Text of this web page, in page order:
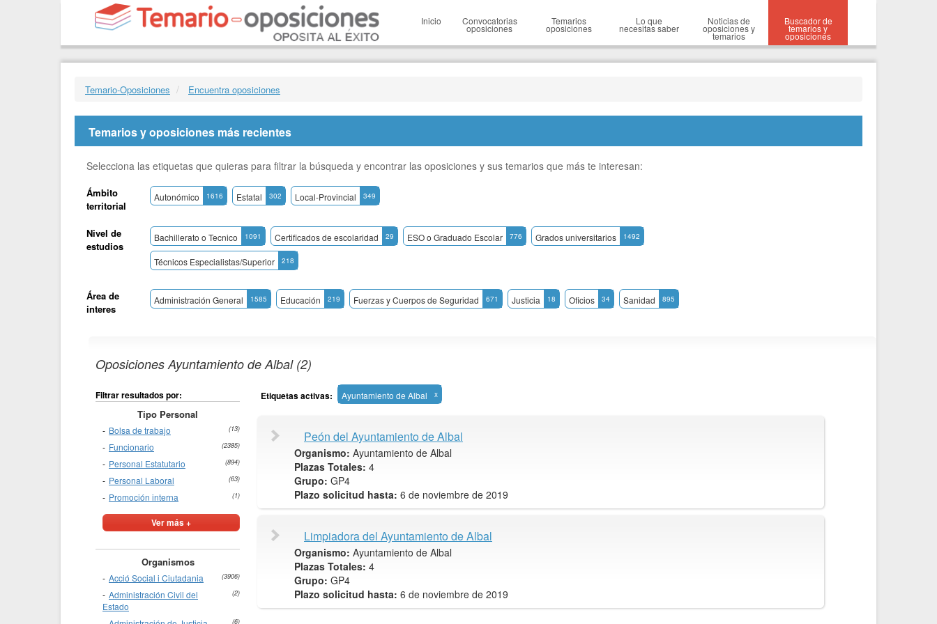
Inicio Convocatorias
oposiciones
Temarios
oposiciones
Lo que
necesitas saber
Noticias de
oposiciones y
temarios
Buscador de
temarios y
oposiciones
Temario-Oposiciones Encuentra oposiciones
Temarios y oposiciones más recientes
Selecciona las etiquetas que quieras para filtrar la búsqueda y encontrar las oposiciones y sus temarios que más te interesan:
Ámbito
territorial
Autonómico 1616 Estatal 302 Local-Provincial 349
Nivel de
estudios
Bachillerato o Tecnico 1091 Certificados de escolaridad 29 ESO o Graduado Escolar 776 Grados universitarios 1492
Técnicos Especialistas/Superior 218
Área de
interes
Administración General 1585 Educación 219 Fuerzas y Cuerpos de Seguridad 671 Justicia 18 Oficios 34 Sanidad 895
Oposiciones Ayuntamiento de Albal (2)
Filtrar resultados por:
Tipo Personal
Bolsa de trabajo (13)
Funcionario (2385)
Personal Estatutario (894)
Personal Laboral (63)
Promoción interna (1)
Ver más +
Organismos
Acció Social i Ciutadania (3906)
Administración Civil del
Estado
(2)
(6)
Etiquetas activas: Ayuntamiento de Albal x
Peón del Ayuntamiento de Albal
Organismo: Ayuntamiento de Albal
Plazas Totales: 4
Grupo: GP4
Plazo solicitud hasta: 6 de noviembre de 2019
Limpiadora del Ayuntamiento de Albal
Organismo: Ayuntamiento de Albal
Plazas Totales: 4
Grupo: GP4
Plazo solicitud hasta: 6 de noviembre de 2019